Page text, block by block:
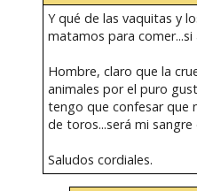
Y qué de las vaquitas y
matamos para comer...si
Hombre, claro que la
animales por el puro
tengo que confesar que
de toros...será mi sangre
Saludos cordiales.